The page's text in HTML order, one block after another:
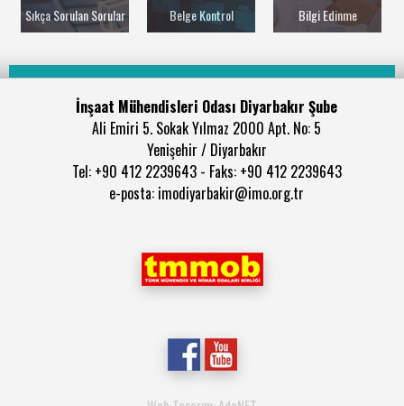
Sıkça Sorulan Sorular Belge Kontrol Bilgi Edinme
İnşaat Mühendisleri Odası Diyarbakır Şube
Ali Emiri 5. Sokak Yılmaz 2000 Apt. No: 5
Yenişehir / Diyarbakır
Tel: +90 412 2239643 - Faks: +90 412 2239643
e-posta: imodiyarbakir@imo.org.tr